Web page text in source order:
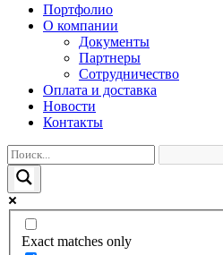
Портфолио
О компании
Документы
Партнеры
Сотрудничество
Оплата и доставка
Новости
Контакты
Exact matches only